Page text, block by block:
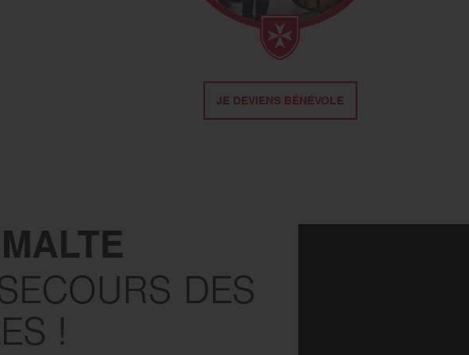
JE DEVIENS BÉNÉVOLE
DES
!